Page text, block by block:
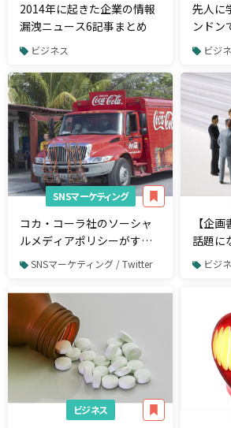
2014年に起きた企業の情報
漏洩ニュース6記事まとめ
ビジネス
先人に
ンドン
ト会議
ビジ
SNSマーケティング
コカ・コーラ社のソーシャ
ルメディアポリシーがすご
い！参考にしないと勿体無
SNSマーケティング / Twitter
【企
話題に
ス・上
ビジ
ビジネス